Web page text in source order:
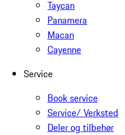
Taycan
Panamera
Macan
Cayenne
Service
Book service
Service/ Verksted
Deler og tilbehør